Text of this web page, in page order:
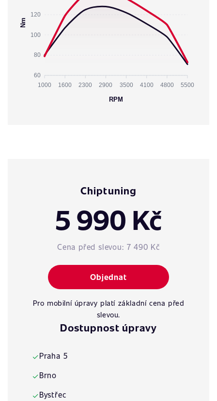
120
100
80
60
Nm
1000 1600 2300 2900 3500 4100 4800 5500
RPM
Chiptuning
5 990 Kč
Cena před slevou: 7 490 Kč
Objednat
Pro mobilní úpravy platí základní cena před
slevou.
Dostupnost úpravy
✓Praha 5
✓Brno
✓Bystřec